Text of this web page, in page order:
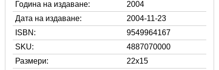
Година на издаване:
2004
Дата на издаване:
2004-11-23
ISBN:
9549964167
SKU:
4887070000
Размери:
22x15